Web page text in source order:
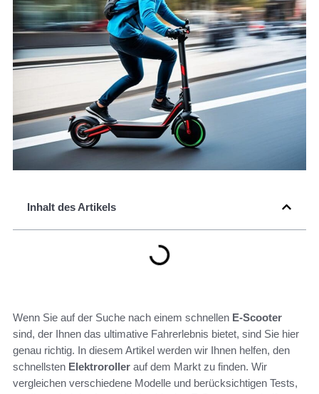
Inhalt des Artikels
Wenn Sie auf der Suche nach einem schnellen E-Scooter
sind, der Ihnen das ultimative Fahrerlebnis bietet, sind Sie hier
genau richtig. In diesem Artikel werden wir Ihnen helfen, den
schnellsten Elektroroller auf dem Markt zu finden. Wir
vergleichen verschiedene Modelle und berücksichtigen Tests,